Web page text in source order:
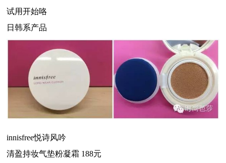
试用开始咯
日韩系产品
innisfree悦诗风吟
清盈持妆气垫粉凝霜 188元